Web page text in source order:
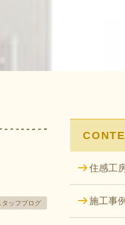
タッフブログ
住感工
施工事例